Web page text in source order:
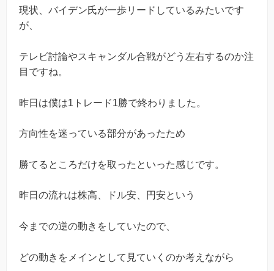
現状、バイデン氏が一歩リードしているみたいです
が、
テレビ討論やスキャンダル合戦がどう左右するのか注
目ですね。
昨日は僕は1トレード1勝で終わりました。
方向性を迷っている部分があったため
勝てるところだけを取ったといった感じです。
昨日の流れは株高、ドル安、円安という
今までの逆の動きをしていたので、
どの動きをメインとして見ていくのか考えながら